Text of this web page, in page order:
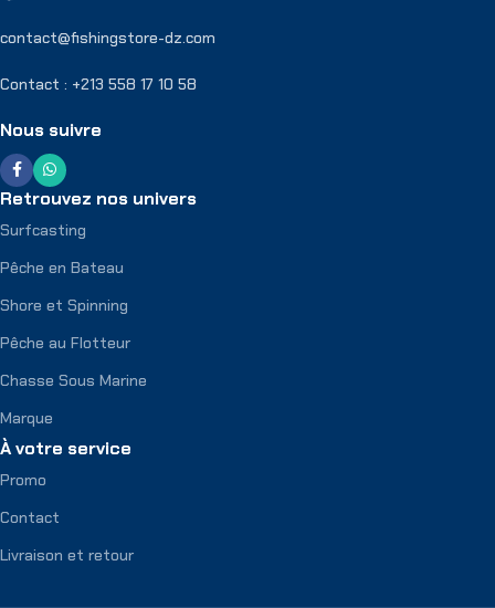
contact@fishingstore-dz.com
Contact : +213 558 17 10 58
Nous suivre
Retrouvez nos univers
Surfcasting
Pêche en Bateau
Shore et Spinning
Pêche au Flotteur
Chasse Sous Marine
Marque
À votre service
Promo
Contact
Livraison et retour